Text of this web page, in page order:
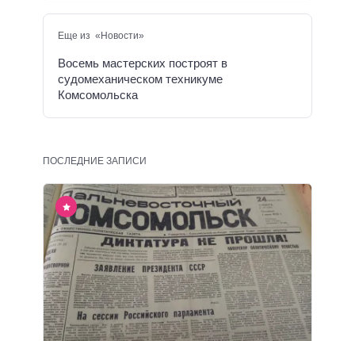
Еще из «Новости»
Восемь мастерских построят в
судомеханическом техникуме
Комсомольска
ПОСЛЕДНИЕ ЗАПИСИ